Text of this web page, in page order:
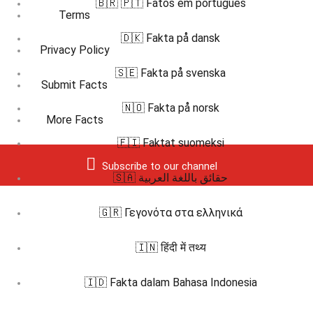
Terms
Privacy Policy
Submit Facts
More Facts
Subscribe to our channel
🇧🇷 🇵🇹 Fatos em português
🇩🇰 Fakta på dansk
🇸🇪 Fakta på svenska
🇳🇴 Fakta på norsk
🇫🇮 Faktat suomeksi
🇸🇦 حقائق باللغة العربية
🇬🇷 Γεγονότα στα ελληνικά
🇮🇳 हिंदी में तथ्य
🇮🇩 Fakta dalam Bahasa Indonesia